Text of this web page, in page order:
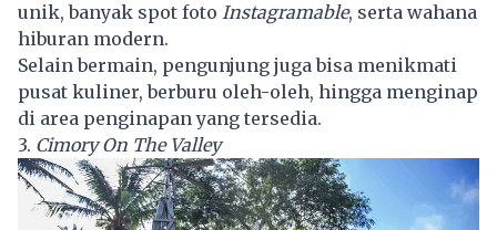
unik, banyak spot foto Instagramable, serta wahana
hiburan modern.
Selain bermain, pengunjung juga bisa menikmati
pusat kuliner, berburu oleh-oleh, hingga menginap
di area penginapan yang tersedia.
3. Cimory On The Valley